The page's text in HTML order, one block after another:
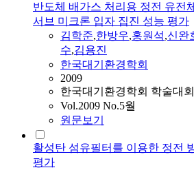
반도체 배가스 처리용 정전 유전
서브 미크론 입자 집진 성능 평가
김학준,한방우,홍원석,신완
수,김용진
한국대기환경학회
2009
한국대기환경학회 학술대
Vol.2009 No.5월
원문보기
활성탄 섬유필터를 이용한 정전
평가